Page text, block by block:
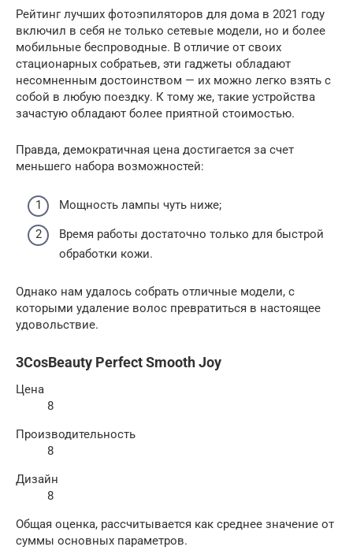
Рейтинг лучших фотоэпиляторов для дома в 2021 году
включил в себя не только сетевые модели, но и более
мобильные беспроводные. В отличие от своих
стационарных собратьев, эти гаджеты обладают
несомненным достоинством — их можно легко взять с
собой в любую поездку. К тому же, такие устройства
зачастую обладают более приятной стоимостью.
Правда, демократичная цена достигается за счет
меньшего набора возможностей:
Мощность лампы чуть ниже;
Время работы достаточно только для быстрой
обработки кожи.
Однако нам удалось собрать отличные модели, с
которыми удаление волос превратиться в настоящее
удовольствие.
3CosBeauty Perfect Smooth Joy
Цена
8
Производительность
8
Дизайн
8
Общая оценка, рассчитывается как среднее значение от
суммы основных параметров.